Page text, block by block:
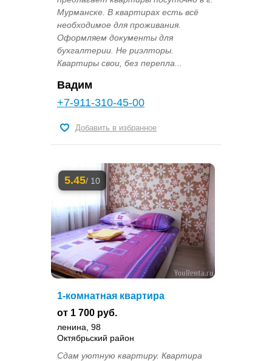
Мурманске. В квартирах есть всё
необходимое для проживания.
Оформляем документы для
бухгалтерии. Не риэлторы.
Квартиры свои, без перепла...
Вадим
+7-911-310-45-00
Добавить в избранное
5.45/ 10
1-комнатная квартира
от 1 700 руб.
ленина, 98
Октябрьский район
Сдам уютную квартиру. Квартира